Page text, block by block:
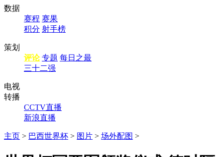
数据
赛程 赛果
积分 射手榜
策划
评论 专题 每日之最
三十二强
电视
转播
CCTV直播
新浪直播
主页 > 巴西世界杯 > 图片 > 场外配图 >